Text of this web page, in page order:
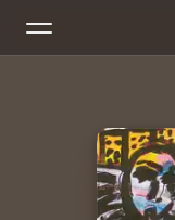
Home